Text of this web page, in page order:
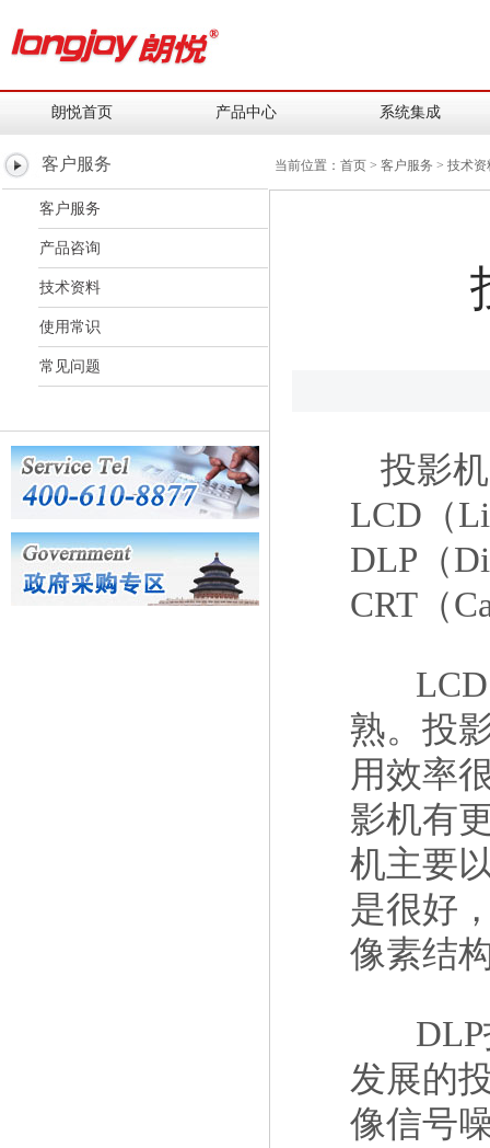
朗悦首页 产品中心 系统集成
客户服务
客户服务
产品咨询
技术资料
使用常识
常见问题
当前位置： 首页 > 客户服务 > 技术资
投影
LCD（
DLP（
CRT（
LCD
熟。投
用效率
影机有
机主要
是很好
像素结
DLP
发展的
像信号